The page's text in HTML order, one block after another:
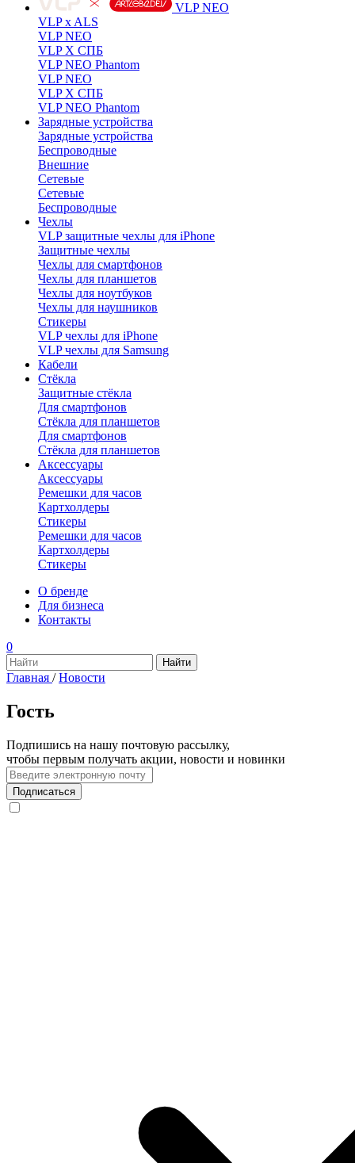
VLP NEO
VLP x ALS
VLP NEO
VLP X СПБ
VLP NEO Phantom
VLP NEO
VLP X СПБ
VLP NEO Phantom
Зарядные устройства
Зарядные устройства
Беспроводные
Внешние
Сетевые
Сетевые
Беспроводные
Чехлы
VLP защитные чехлы для iPhone
Защитные чехлы
Чехлы для смартфонов
Чехлы для планшетов
Чехлы для ноутбуков
Чехлы для наушников
Стикеры
VLP чехлы для iPhone
VLP чехлы для Samsung
Кабели
Стёкла
Защитные стёкла
Для смартфонов
Стёкла для планшетов
Для смартфонов
Стёкла для планшетов
Аксессуары
Аксессуары
Ремешки для часов
Картхолдеры
Стикеры
Ремешки для часов
Картхолдеры
Стикеры
О бренде
Для бизнеса
Контакты
0
Главная / Новости
Гость
Подпишись на нашу почтовую рассылку,
чтобы первым получать акции, новости и новинки
Подписаться